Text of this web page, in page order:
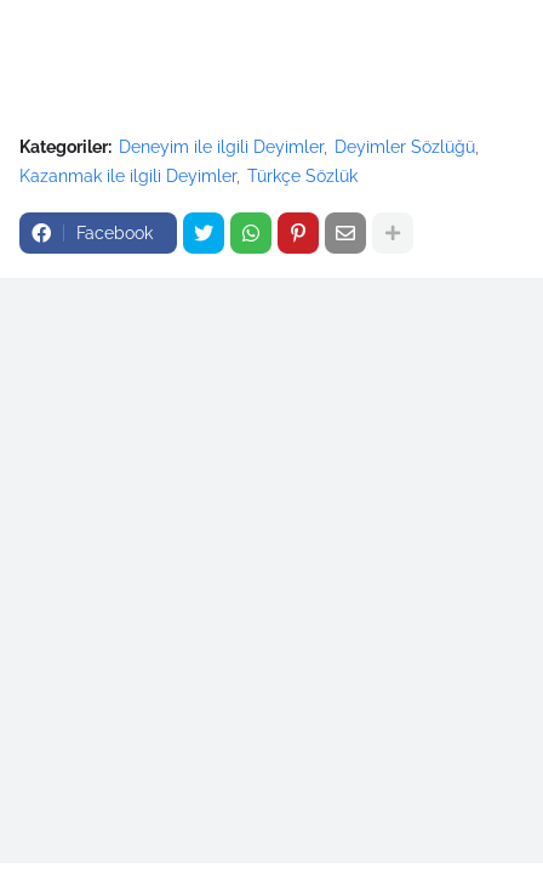
Kategoriler: Deneyim ile ilgili Deyimler
Deyimler Sözlüğü
Kazanmak ile ilgili Deyimler Türkçe Sözlük
Facebook